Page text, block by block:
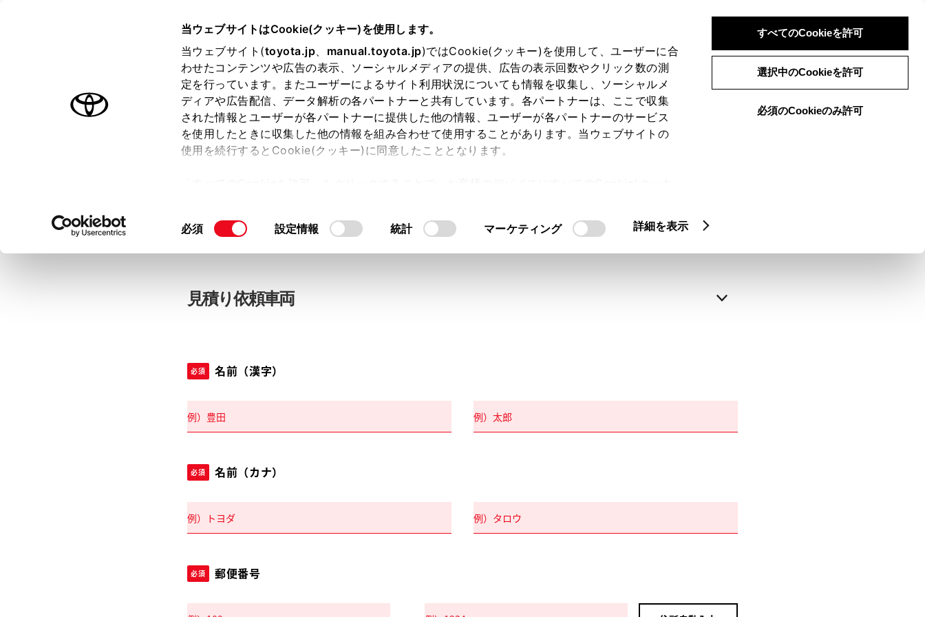
当ウェブサイトはCookie(クッキー)を使用します。
当ウェブサイト(toyota.jp、 manual.toyota.jp)ではCookie(クッキー)を使用して、ユーザーに合
わせたコンテンツや広告の表示、ソーシャルメディアの提供、広告の表示回数やクリック数の測
定を行っています。またユーザーによるサイト利用状況についても情報を収集し、ソーシャルメ
ディアや広告配信、データ解析の各パートナーと共有しています。各パートナーは、ここで収集
された情報とユーザーが各パートナーに提供した他の情報、ユーザーが各パートナーのサービス
を使用したときに収集した他の情報を組み合わせて使用することがあります。当ウェブサイトの
使用を続行するとCookie(クッキー)に同意したこととなります。
て」をご覧ください。
同
択
必須 設定情報 統計 マーケティング 詳細を表示
すべてのCookieを許可
選択中のCookieを許可
必須のCookieのみ許可
は必須です。中古車：見積り依頼
お客さま情報の入力 入力内容のご確認
ログインして自動入力
見積り依頼車両
必須 名前（漢字）
必須 名前（カナ）
必須 郵便番号